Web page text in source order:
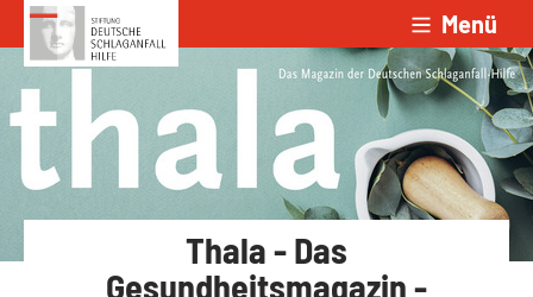
Zum Inhalt springen Menü
Thala - Das
Gesundheitsmagazin -